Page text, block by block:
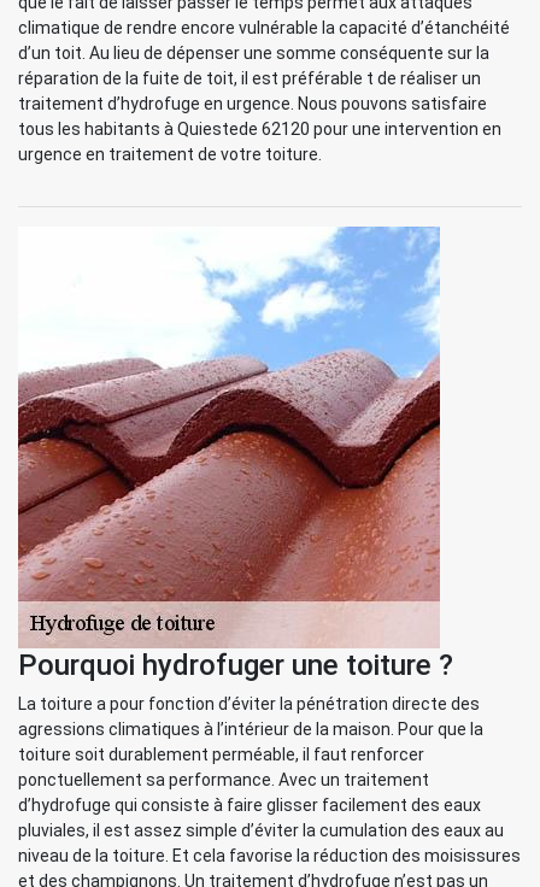
climatique de rendre encore vulnérable la capacité d’étanchéité
d’un toit. Au lieu de dépenser une somme conséquente sur la
réparation de la fuite de toit, il est préférable t de réaliser un
traitement d’hydrofuge en urgence. Nous pouvons satisfaire
tous les habitants à Quiestede 62120 pour une intervention en
urgence en traitement de votre toiture.
Pourquoi hydrofuger une toiture ?
La toiture a pour fonction d’éviter la pénétration directe des
agressions climatiques à l’intérieur de la maison. Pour que la
toiture soit durablement perméable, il faut renforcer
ponctuellement sa performance. Avec un traitement
d’hydrofuge qui consiste à faire glisser facilement des eaux
pluviales, il est assez simple d’éviter la cumulation des eaux au
niveau de la toiture. Et cela favorise la réduction des moisissures
et des champignons. Un traitement d’hydrofuge n’est pas un